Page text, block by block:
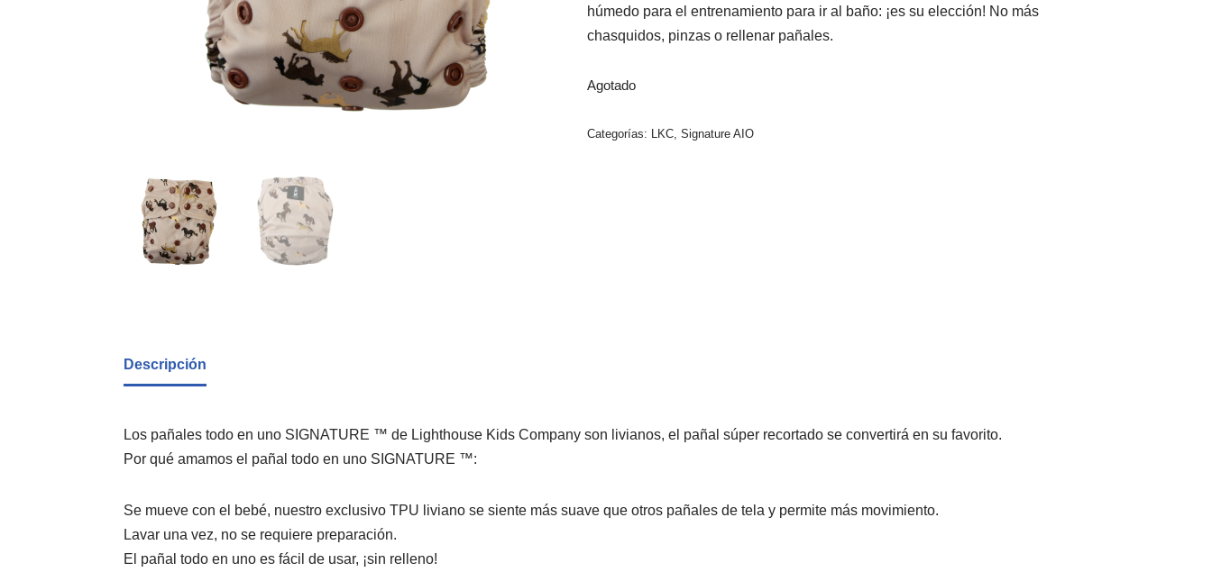
húmedo para el entrenamiento para ir al baño: ¡es su elección! No más
chasquidos, pinzas o rellenar pañales.
Agotado
Categorías: LKC, Signature AIO
Descripción
Los pañales todo en uno SIGNATURE ™ de Lighthouse Kids Company son livianos, el pañal súper recortado se convertirá en su favorito.
Por qué amamos el pañal todo en uno SIGNATURE ™:
Se mueve con el bebé, nuestro exclusivo TPU liviano se siente más suave que otros pañales de tela y permite más movimiento.
Lavar una vez, no se requiere preparación.
El pañal todo en uno es fácil de usar, ¡sin relleno!